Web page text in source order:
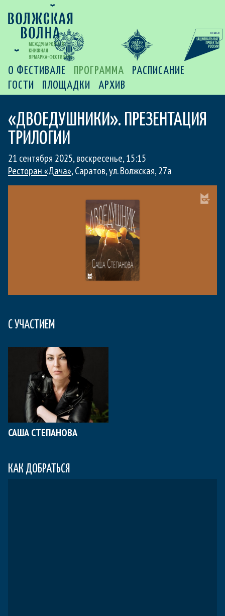
О ФЕСТИВАЛЕ ПРОГРАММА
РАСПИСАНИЕ
ГОСТИ
ПЛОЩАДКИ АРХИВ
«ДВОЕДУШНИКИ». ПРЕЗЕНТАЦИЯ
ТРИЛОГИИ
21 сентября 2025, воскресенье,15:15
Ресторан «Дача», Саратов, ул. Волжская, 27а
С УЧАСТИЕМ
САША СТЕПАНОВА
КАК ДОБРАТЬСЯ